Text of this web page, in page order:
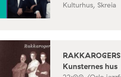
Kulturhus, Skreia
Kunsternes hus